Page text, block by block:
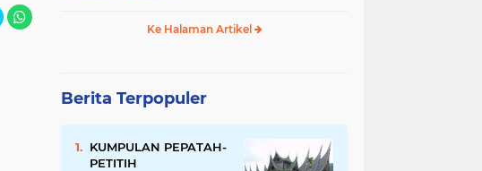
Ke Halaman Artikel
Berita Terpopuler
KUMPULAN PEPATAH-
PETITIH